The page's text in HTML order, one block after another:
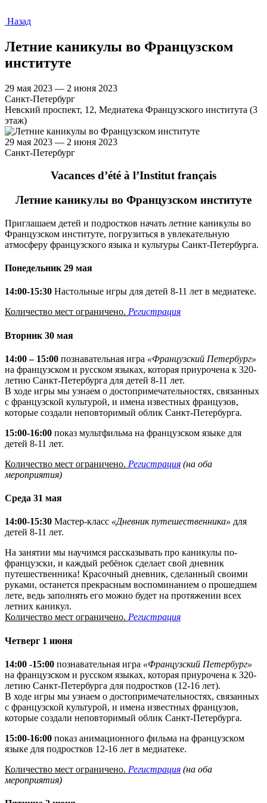
Назад
Летние каникулы во Французском
институте
29 мая 2023 — 2 июня 2023
Санкт-Петербург
Невский проспект, 12, Медиатека Французского института (3
этаж)
29 мая 2023 — 2 июня 2023
Санкт-Петербург
Vacances d’été à l’Institut français
Летние каникулы во Французском институте
Приглашаем детей и подростков начать летние каникулы во
Французском институте, погрузиться в увлекательную
атмосферу французского языка и культуры Санкт-Петербурга.
Понедельник 29 мая
14:00-15:30 Настольные игры для детей 8-11 лет в медиатеке.
Количество мест ограничено. Регистрация
Вторник 30 мая
14:00 – 15:00 познавательная игра «Французский Петербург»
на французском и русском языках, которая приурочена к 320-
летию Санкт-Петербурга для детей 8-11 лет.
В ходе игры мы узнаем о достопримечательностях, связанных
с французской культурой, и имена известных французов,
которые создали неповторимый облик Санкт-Петербурга.
15:00-16:00 показ мультфильма на французском языке для
детей 8-11 лет.
Количество мест ограничено. Регистрация (на оба
мероприятия)
Среда 31 мая
14:00-15:30 Мастер-класс «Дневник путешественника» для
детей 8-11 лет.
На занятии мы научимся рассказывать про каникулы по-
французски, и каждый ребёнок сделает свой дневник
путешественника! Красочный дневник, сделанный своими
руками, останется прекрасным воспоминанием о прошедшем
лете, ведь заполнять его можно будет на протяжении всех
летних каникул.
Количество мест ограничено. Регистрация
Четверг 1 июня
14:00 -15:00 познавательная игра «Французский Петербург»
на французском и русском языках, которая приурочена к 320-
летию Санкт-Петербурга для подростков (12-16 лет).
В ходе игры мы узнаем о достопримечательностях, связанных
с французской культурой, и имена известных французов,
которые создали неповторимый облик Санкт-Петербурга.
15:00-16:00 показ анимационного фильма на французском
языке для подростков 12-16 лет в медиатеке.
Количество мест ограничено. Регистрация (на оба
мероприятия)